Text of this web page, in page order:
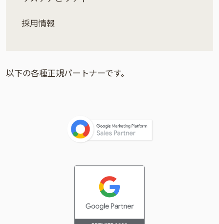
採用情報
以下の各種正規パートナーです。